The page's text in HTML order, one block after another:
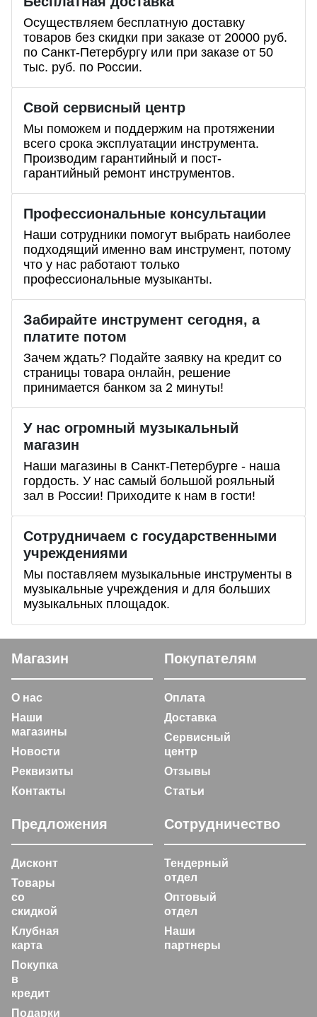
Осуществляем бесплатную доставку
товаров без скидки при заказе от 20000 руб.
по Санкт-Петербургу или при заказе от 50
тыс. руб. по России.
Свой сервисный центр
Мы поможем и поддержим на протяжении
всего срока эксплуатации инструмента.
Производим гарантийный и пост-
гарантийный ремонт инструментов.
Профессиональные консультации
Наши сотрудники помогут выбрать наиболее
подходящий именно вам инструмент, потому
что у нас работают только
профессиональные музыканты.
Забирайте инструмент сегодня, а
платите потом
Зачем ждать? Подайте заявку на кредит со
страницы товара онлайн, решение
принимается банком за 2 минуты!
У нас огромный музыкальный
магазин
Наши магазины в Санкт-Петербурге - наша
гордость. У нас самый большой рояльный
зал в России! Приходите к нам в гости!
Сотрудничаем с государственными
учреждениями
Мы поставляем музыкальные инструменты в
музыкальные учреждения и для больших
музыкальных площадок.
Магазин
О нас
Наши
магазины
Новости
Реквизиты
Контакты
Покупателям
Оплата
Доставка
Сервисный
центр
Отзывы
Статьи
Предложения
Дисконт
Товары
со
скидкой
Клубная
карта
Покупка
в
кредит
Подарки
Сотрудничество
Тендерный
отдел
Оптовый
отдел
Наши
партнеры